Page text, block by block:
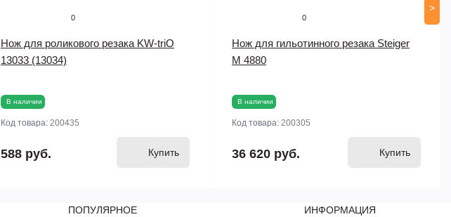
0
Нож для роликового резака KW-triO
13033 (13034)
В наличии
Код товара: 200435
588 руб. Купить
0
Нож для гильотинного резака Steiger
M 4880
В наличии
Код товара: 200305
36 620 руб. Купить
>
ПОПУЛЯРНОЕ ИНФОРМАЦИЯ